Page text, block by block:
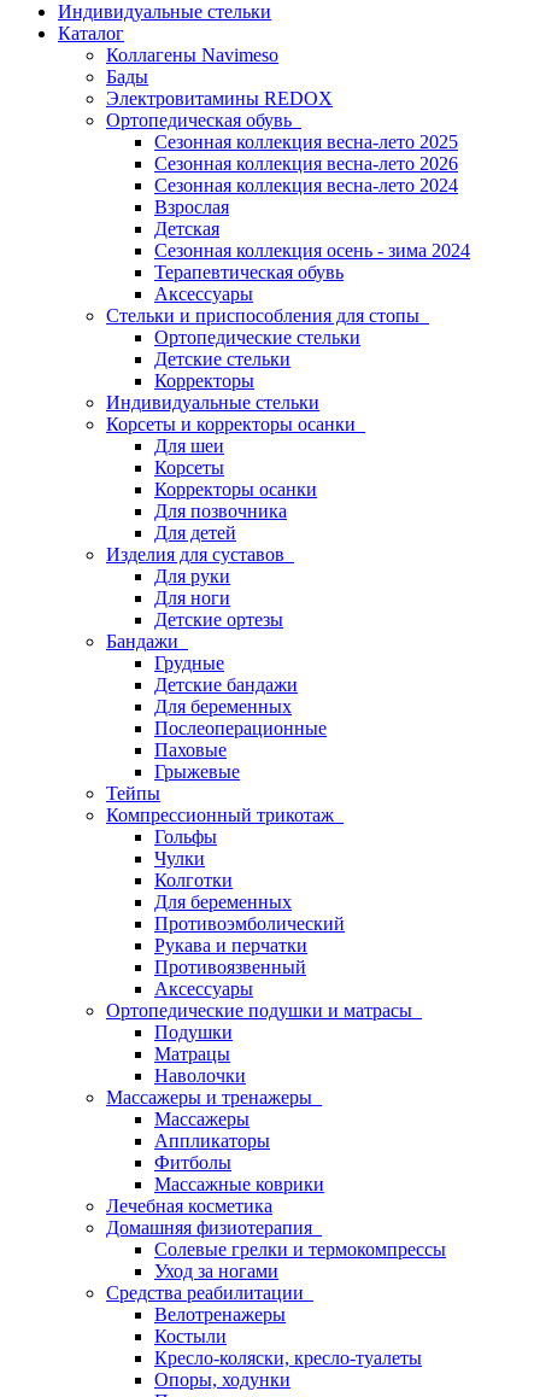
Индивидуальные стельки
Каталог
Коллагены Navimeso
Бады
Электровитамины REDOX
Ортопедическая обувь
Сезонная коллекция весна-лето 2025
Сезонная коллекция весна-лето 2026
Сезонная коллекция весна-лето 2024
Взрослая
Детская
Сезонная коллекция осень - зима 2024
Терапевтическая обувь
Аксессуары
Стельки и приспособления для стопы
Ортопедические стельки
Детские стельки
Корректоры
Индивидуальные стельки
Корсеты и корректоры осанки
Для шеи
Корсеты
Корректоры осанки
Для позвочника
Для детей
Изделия для суставов
Для руки
Для ноги
Детские ортезы
Бандажи
Грудные
Детские бандажи
Для беременных
Послеоперационные
Паховые
Грыжевые
Тейпы
Компрессионный трикотаж
Гольфы
Чулки
Колготки
Для беременных
Противоэмболический
Рукава и перчатки
Противоязвенный
Аксессуары
Ортопедические подушки и матрасы
Подушки
Матрацы
Наволочки
Массажеры и тренажеры
Массажеры
Аппликаторы
Фитболы
Массажные коврики
Лечебная косметика
Домашняя физиотерапия
Солевые грелки и термокомпрессы
Уход за ногами
Средства реабилитации
Велотренажеры
Костыли
Кресло-коляски, кресло-туалеты
Опоры, ходунки